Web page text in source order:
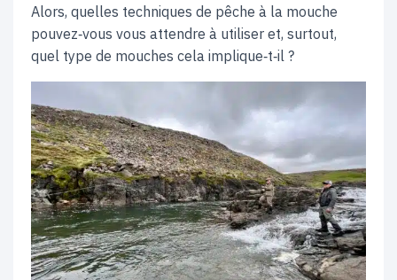
Alors, quelles techniques de pêche à la mouche
pouvez‑vous vous attendre à utiliser et, surtout,
quel type de mouches cela implique‑t‑il ?